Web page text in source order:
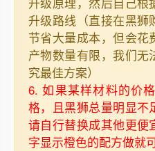
升级路线（直接在黑狮
节省大量成本，但会花
产物数量有限，我们
究最佳方案）
6. 如果某样材料的价
格，且黑狮总量明显不
请自行替换成其他更便
字显示橙色的配方做就